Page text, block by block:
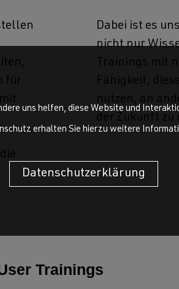
für
Dabei ist es
nicht nur
Trainings mit
Fähigkeit,
nutzen, an
der Zukunft zu
Trainings
uns helfen, diese Website und
erhalten Sie hierzu weitere
Datenschutzerklärung